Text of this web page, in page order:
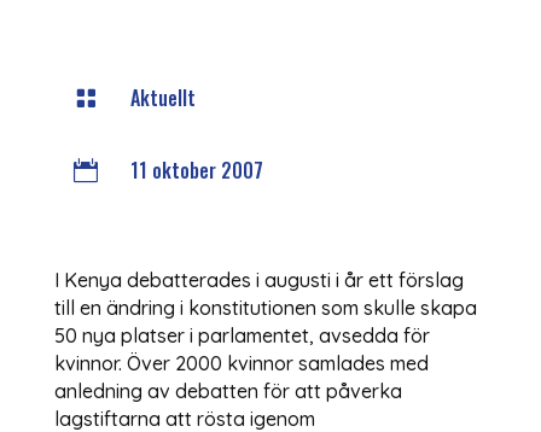
 Aktuellt
 11 oktober 2007
I Kenya debatterades i augusti i år ett förslag
till en ändring i konstitutionen som skulle skapa
50 nya platser i parlamentet, avsedda för
kvinnor. Över 2000 kvinnor samlades med
anledning av debatten för att påverka
lagstiftarna att rösta igenom